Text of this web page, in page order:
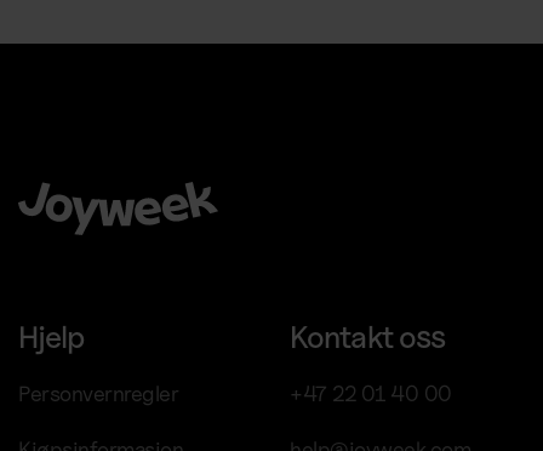
Hjelp
Personvernregler
Kontakt oss
+47 22 01 40 00